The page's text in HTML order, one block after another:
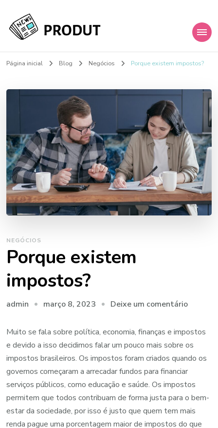
My Blog
Página inicial Blog Negócios Porque existem impostos?
NEGÓCIOS
Porque existem
impostos?
admin março 8, 2023 Deixe um comentárioem
existem
Muito se fala sobre política, economia, finanças e impostos
e devido a isso decidimos falar um pouco mais sobre os
impostos brasileiros. Os impostos foram criados quando os
governos começaram a arrecadar fundos para financiar
serviços públicos, como educação e saúde. Os impostos
permitem que todos contribuam de forma justa para o bem-
estar da sociedade, por isso é justo que quem tem mais
renda pague uma porcentagem maior de impostos do que